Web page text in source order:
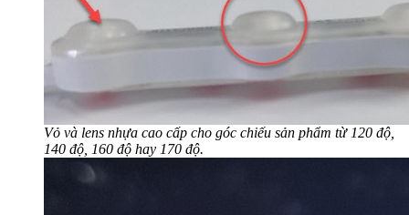
Vỏ và lens nhựa cao cấp cho góc chiếu sản phẩm từ 120 độ,
140 độ, 160 độ hay 170 độ.